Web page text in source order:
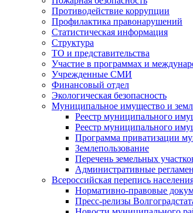
Противодействие коррупции
Профилактика правонарушений
Статистическая информация
Структура
ТО и представительства
Участие в программах и
Учрежденные СМИ
Финансовый отдел
Экологическая безопасность
Муниципальное имущество и
Реестр муниципального
Реестр муниципального
Программа приватизации
Землепользование
Перечень земельных
Административные
Всероссийская перепись
Нормативно-правовые
Пресс-релизы